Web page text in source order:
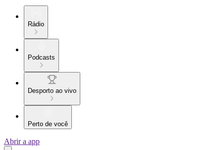
Rádio
Podcasts
Desporto ao vivo
Perto de você
Abrir a app